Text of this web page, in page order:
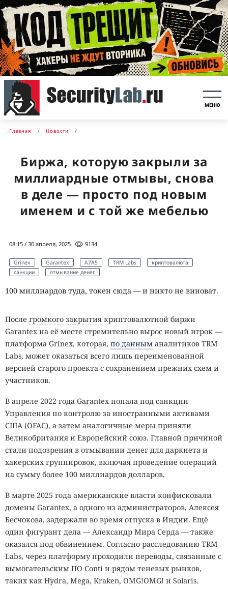
МЕНЮ
Главная Новости
Биржа, которую закрыли за
миллиардные отмывы, снова
в деле — просто под новым
именем и с той же мебелью
08:15 / 30 апреля, 2025 9134
Grinex Garantex A7A5 TRM Labs
криптовалюта
санкции
отмывание денег
100 миллиардов туда, токен сюда — и никто не виноват.
После громкого закрытия криптовалютной биржи
Garantex на её месте стремительно вырос новый игрок —
платформа Grinex, которая, по данным аналитиков TRM
Labs, может оказаться всего лишь переименованной
версией старого проекта с сохранением прежних схем и
участников.
В апреле 2022 года Garantex попала под санкции
Управления по контролю за иностранными активами
США (OFAC), а затем аналогичные меры приняли
Великобритания и Европейский союз. Главной причиной
стали подозрения в отмывании денег для даркнета и
хакерских группировок, включая проведение операций
на сумму более 100 миллиардов долларов.
В марте 2025 года американские власти конфисковали
домены Garantex, а одного из администраторов, Алексея
Бесчокова, задержали во время отпуска в Индии. Ещё
один фигурант дела — Александр Мира Серда — также
оказался под обвинением. Согласно расследованию TRM
Labs, через платформу проходили переводы, связанные с
вымогательским ПО Conti и рядом теневых рынков,
таких как Hydra, Mega, Kraken, OMG!OMG! и Solaris.